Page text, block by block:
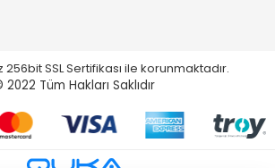
SSL Sertifikası ile korunmaktadır.
2022 Tüm Hakları Saklıdır